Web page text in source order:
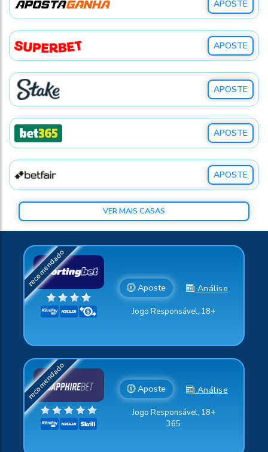
APOSTE
APOSTE
APOSTE
APOSTE
APOSTE
VER MAIS CASAS
Aposte Análise
Jogo Responsável, 18+
Aposte Análise
Jogo Responsável, 18+
365